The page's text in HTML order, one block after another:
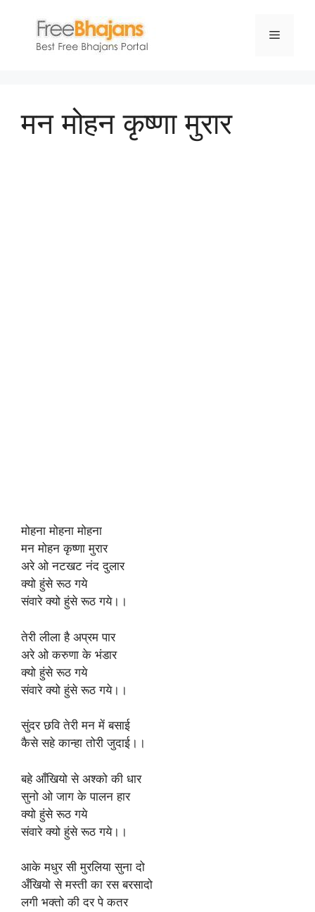
content
Menu
मन मोहन कृष्णा मुरार
मोहना मोहना मोहना
मन मोहन कृष्णा मुरार
अरे ओ नटखट नंद दुलार
क्यो हुंसे रूठ गये
संवारे क्यो हुंसे रूठ गये।।
तेरी लीला है अप्रम पार
अरे ओ करुणा के भंडार
क्यो हुंसे रूठ गये
संवारे क्यो हुंसे रूठ गये।।
सुंदर छवि तेरी मन में बसाई
कैसे सहे कान्हा तोरी जुदाई।।
बहे आँखियो से अश्को की धार
सुनो ओ जाग के पालन हार
क्यो हुंसे रूठ गये
संवारे क्यो हुंसे रूठ गये।।
आके मधुर सी मुरलिया सुना दो
अँखियो से मस्ती का रस बरसादो
लगी भक्तो की दर पे कतर